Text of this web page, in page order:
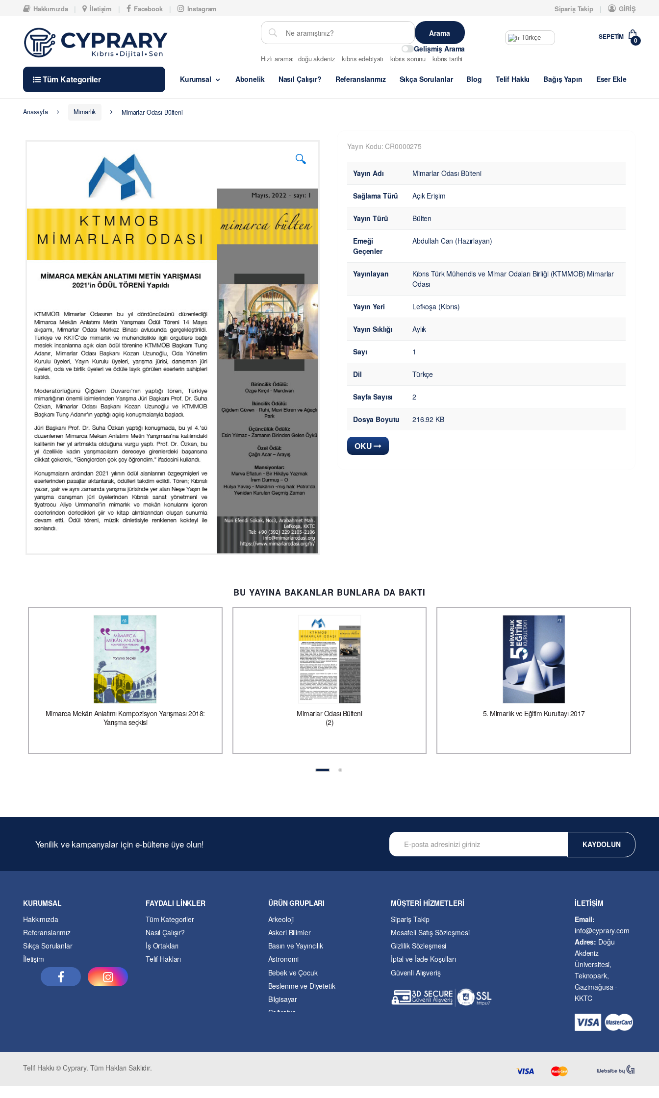
Skip to navigation
Skip to contentHakkımızda İletişim Facebook Instagram Sipariş Takip GİRİŞ
Türkçe
Gelişmiş Arama
Hızlı arama: doğu akdeniz kıbrıs edebiyatı kıbrıs sorunu kıbrıs tarihi
SEPETIM 0
Tüm Kategoriler Kurumsal Abonelik Nasıl Çalışır? Referanslarımız Sıkça Sorulanlar Blog Telif Hakkı Bağış Yapın Eser Ekle
Anasayfa Mimarlık Mimarlar Odası Bülteni
🔍
Yayın Kodu: CR0000275
Yayın Adı Mimarlar Odası Bülteni
Sağlama Türü Açık Erişim
Yayın Türü Bülten
Emeği
Geçenler
Abdullah Can (Hazırlayan)
Yayınlayan
Kıbrıs Türk Mühendis ve Mimar Odaları Birliği (KTMMOB) Mimarlar
Odası
Yayın Yeri Lefkoşa (Kıbrıs)
Yayın Sıklığı Aylık
Sayı 1
Dil Türkçe
Sayfa Sayısı 2
Dosya Boyutu 216.92 KB
OKU
BU YAYINA BAKANLAR BUNLARA DA BAKTI
Mimarca Mekân Anlatımı Kompozisyon Yarışması 2018:
Yarışma seçkisi
Mimarlar Odası Bülteni
(2)
5. Mimarlık ve Eğitim Kurultayı 2017
Yenilik ve kampanyalar için e-bültene üye olun! KAYDOLUN
KURUMSAL
Hakkımızda
Referanslarımız
Sıkça Sorulanlar
İletişim
FAYDALI LİNKLER
Tüm Kategoriler
Nasıl Çalışır?
İş Ortakları
Telif Hakları
ÜRÜN GRUPLARI
Arkeoloji
Askeri Bilimler
Basın ve Yayıncılık
Astronomi
Bebek ve Çocuk
Beslenme ve Diyetetik
Bilgisayar
Coğrafya
Eğitim
MÜŞTERİ HİZMETLERİ
Sipariş Takip
Mesafeli Satış Sözleşmesi
Gizlilik Sözleşmesi
İptal ve İade Koşulları
Güvenli Alışveriş
İLETİŞİM
Email:
info@cyprary.com
Adres: Doğu
Akdeniz
Üniversitesi,
Teknopark,
Gazimağusa -
KKTC
Telif Hakkı © Cyprary. Tüm Hakları Saklıdır.